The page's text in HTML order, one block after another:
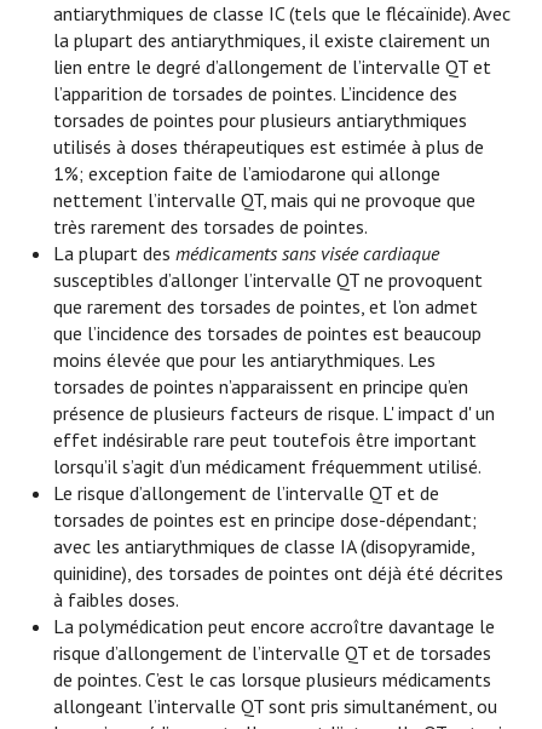
antiarythmiques de classe IC (tels que le flécaïnide). Avec
la plupart des antiarythmiques, il existe clairement un
lien entre le degré d’allongement de l’intervalle QT et
l’apparition de torsades de pointes. L’incidence des
torsades de pointes pour plusieurs antiarythmiques
utilisés à doses thérapeutiques est estimée à plus de
1%; exception faite de l’amiodarone qui allonge
nettement l’intervalle QT, mais qui ne provoque que
très rarement des torsades de pointes.
La plupart desmédicaments sans visée cardiaque
susceptibles d’allonger l’intervalle QT ne provoquent
que rarement des torsades de pointes, et l’on admet
que l’incidence des torsades de pointes est beaucoup
moins élevée que pour les antiarythmiques. Les
torsades de pointes n’apparaissent en principe qu’en
présence de plusieurs facteurs de risque. L' impact d' un
effet indésirable rare peut toutefois être important
lorsqu’il s’agit d’un médicament fréquemment utilisé.
Le risque d’allongement de l’intervalle QT et de
torsades de pointes est en principe dose-dépendant;
avec les antiarythmiques de classe IA (disopyramide,
quinidine), des torsades de pointes ont déjà été décrites
à faibles doses.
La polymédication peut encore accroître davantage le
risque d’allongement de l’intervalle QT et de torsades
de pointes. C’est le cas lorsque plusieurs médicaments
allongeant l’intervalle QT sont pris simultanément, ou